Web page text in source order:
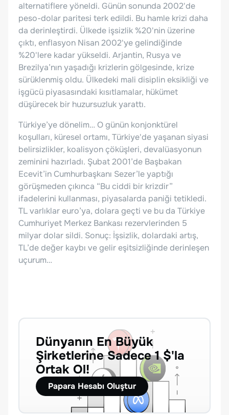
alternatiflere yöneldi. Günün sonunda 2002'de
peso-dolar paritesi terk edildi. Bu hamle krizi daha
da derinleştirdi. Ülkede işsizlik %20'nin üzerine
çıktı, enflasyon Nisan 2002'ye gelindiğinde
%20'lere kadar yükseldi. Arjantin, Rusya ve
Brezilya’nın yaşadığı krizlerin gölgesinde, krize
sürüklenmiş oldu. Ülkedeki mali disiplin eksikliği ve
işgücü piyasasındaki kısıtlamalar, hükümet
düşürecek bir huzursuzluk yarattı.
Türkiye’ye dönelim… O günün konjonktürel
koşulları, küresel ortamı, Türkiye'de yaşanan siyasi
belirsizlikler, koalisyon çöküşleri, devalüasyonun
zeminini hazırladı. Şubat 2001’de Başbakan
Ecevit’in Cumhurbaşkanı Sezer’le yaptığı
görüşmeden çıkınca “Bu ciddi bir krizdir”
ifadelerini kullanması, piyasalarda paniği tetikledi.
TL varlıklar euro’ya, dolara geçti ve bu da Türkiye
Cumhuriyet Merkez Bankası rezervlerinden 5
milyar dolar sildi. Sonuç: İşsizlik, dolardaki artış,
TL’de değer kaybı ve gelir eşitsizliğinde derinleşen
uçurum…
Dünyanın En Büyük
Şirketlerine Sadece 1 $'la
Ortak Ol!
Papara Hesabı Oluştur